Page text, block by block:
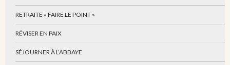
RETRAITE « FAIRE LE POINT »
RÉVISER EN PAIX
SÉJOURNER À L’ABBAYE